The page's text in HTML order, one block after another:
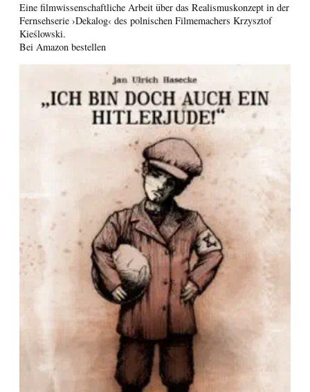
Eine filmwissenschaftliche Arbeit über das Realismuskonzept in der
Fernsehserie ›Dekalog‹ des polnischen Filmemachers Krzysztof
Kieślowski.
Bei Amazon bestellen